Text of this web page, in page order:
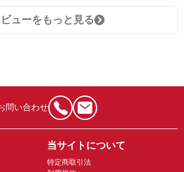
ューをもっと見る
問い合わせ
当サイトについて
特定商取引法